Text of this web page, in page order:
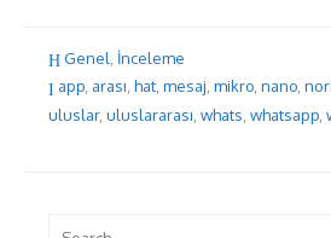
Genel İnceleme
app, arası, hat, mesaj, mikro, nano,
uluslar, uluslararası whats whatsapp